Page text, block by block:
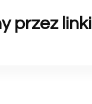
przez linki